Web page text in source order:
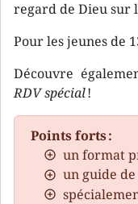
regard de Dieu sur
Pour les jeunes de
Découvre
RDV spécial!
Points forts :
un format
un guide